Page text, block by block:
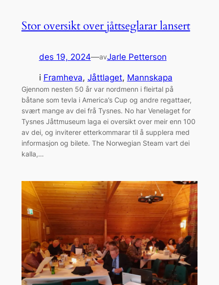
Stor oversikt over jåttseglarar lansert
des 19, 2024—avJarle Petterson
i Framheva, Jåttlaget, Mannskapa
Gjennom nesten 50 år var nordmenn i fleirtal på
båtane som tevla i America’s Cup og andre regattaer,
svært mange av dei frå Tysnes. No har Venelaget for
Tysnes Jåttmuseum laga ei oversikt over meir enn 100
av dei, og inviterer etterkommarar til å supplera med
informasjon og bilete. The Norwegian Steam vart dei
kalla,…